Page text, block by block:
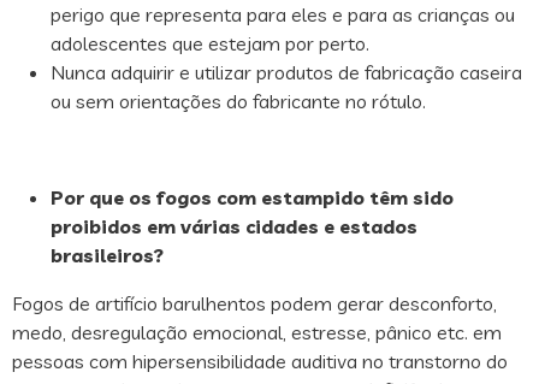
perigo que representa para eles e para as crianças ou
adolescentes que estejam por perto.
Nunca adquirir e utilizar produtos de fabricação caseira
ou sem orientações do fabricante no rótulo.
Por que os fogos com estampido têm sido
proibidos em várias cidades e estados
brasileiros?
Fogos de artifício barulhentos podem gerar desconforto,
medo, desregulação emocional, estresse, pânico etc. em
pessoas com hipersensibilidade auditiva no transtorno do